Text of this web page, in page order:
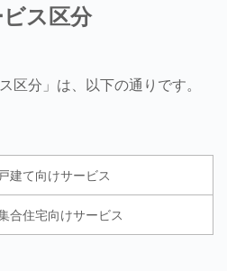
ス区分
区分」は、以下の通りです。
戸建て向けサービス
合住宅向けサービス